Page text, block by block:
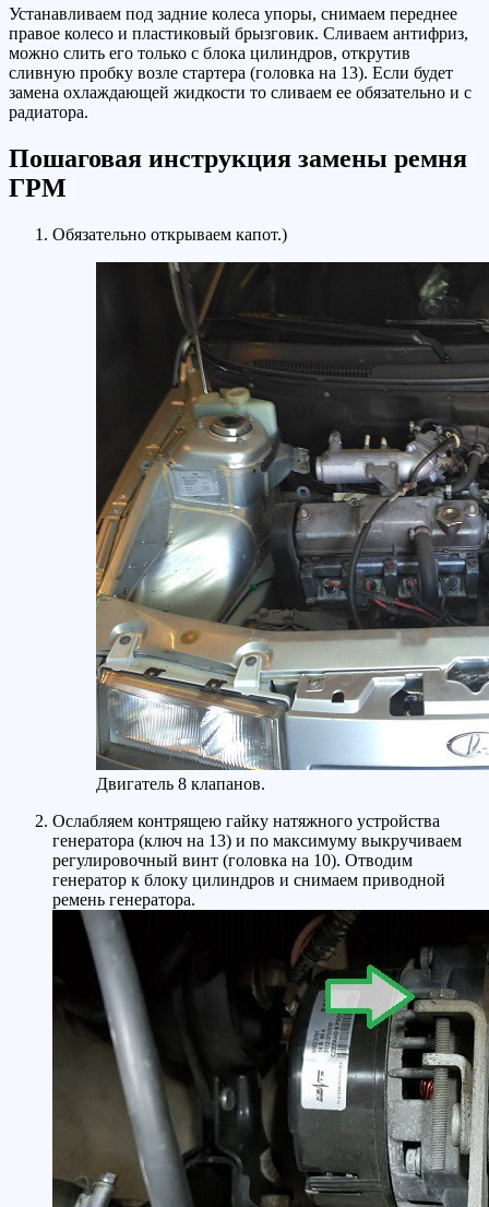
Устанавливаем под задние колеса упоры, снимаем переднее
правое колесо и пластиковый брызговик. Сливаем антифриз,
можно слить его только с блока цилиндров, открутив
сливную пробку возле стартера (головка на 13). Если будет
замена охлаждающей жидкости то сливаем ее обязательно и с
радиатора.
Пошаговая инструкция замены ремня
ГРМ
Обязательно открываем капот.)
Двигатель 8 клапанов.
Ослабляем контрящею гайку натяжного устройства
генератора (ключ на 13) и по максимуму выкручиваем
регулировочный винт (головка на 10). Отводим
генератор к блоку цилиндров и снимаем приводной
ремень генератора.